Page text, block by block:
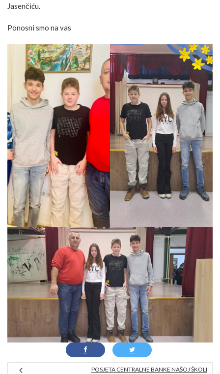
Jasenčiću.
Ponosni smo na vas
POSJETA CENTRALNE BANKE NAŠOJ ŠKOLI